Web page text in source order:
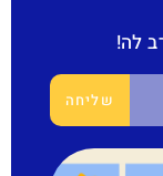
לה!
שליחה